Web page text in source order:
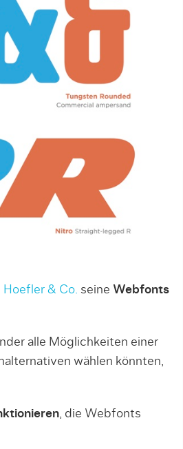
Hoefler & Co. seine Webfonts
alle Möglichkeiten einer
wählen könnten,
, die Webfonts